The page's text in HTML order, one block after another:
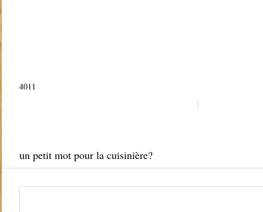
4011
un petit mot pour la cuisinière?